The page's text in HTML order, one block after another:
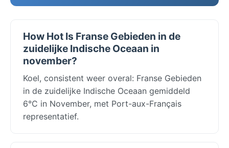
How Hot Is Franse Gebieden in de
zuidelijke Indische Oceaan in
november?
Koel, consistent weer overal: Franse Gebieden
in de zuidelijke Indische Oceaan gemiddeld
6°C in November, met Port-aux-Français
representatief.